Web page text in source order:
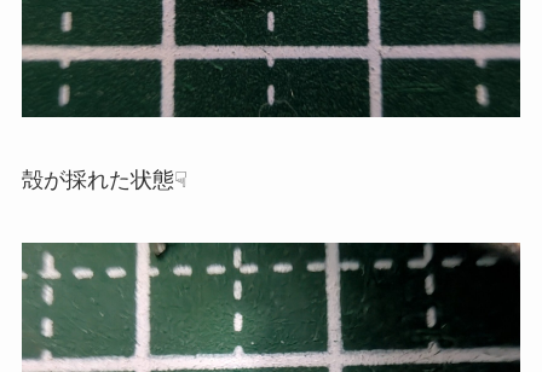
殻が採れた状態☟